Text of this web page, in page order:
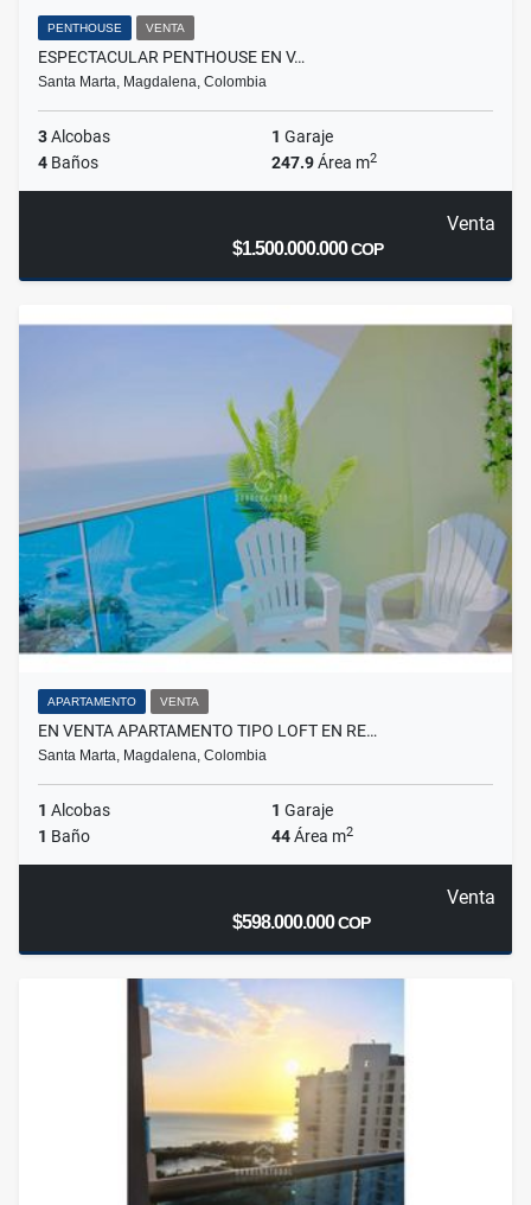
PENTHOUSE VENTA
ESPECTACULAR PENTHOUSE EN V…
Santa Marta, Magdalena, Colombia
3Alcobas 1 Garaje
4 Baños 247.9Área m2
Venta
$1.500.000.000COP
APARTAMENTO VENTA
EN VENTA APARTAMENTO TIPO LOFT EN RE…
Santa Marta, Magdalena, Colombia
1 Alcobas 1 Garaje
1 Baño 44Área m2
Venta
$598.000.000COP